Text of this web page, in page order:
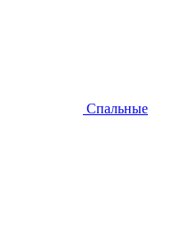
Спальные